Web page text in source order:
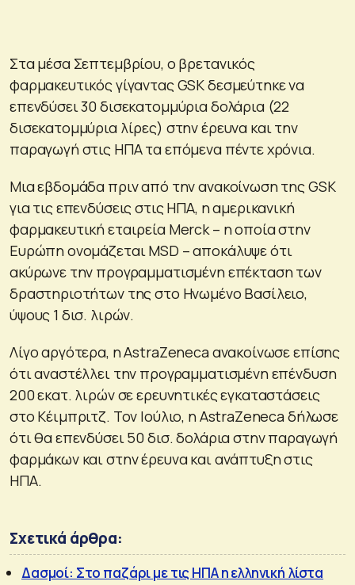
Στα μέσα Σεπτεμβρίου, ο βρετανικός
φαρμακευτικός γίγαντας GSK δεσμεύτηκε να
επενδύσει 30 δισεκατομμύρια δολάρια (22
δισεκατομμύρια λίρες) στην έρευνα και την
παραγωγή στις ΗΠΑ τα επόμενα πέντε χρόνια.
Μια εβδομάδα πριν από την ανακοίνωση της GSK
για τις επενδύσεις στις ΗΠΑ, η αμερικανική
φαρμακευτική εταιρεία Merck – η οποία στην
Ευρώπη ονομάζεται MSD – αποκάλυψε ότι
ακύρωνε την προγραμματισμένη επέκταση των
δραστηριοτήτων της στο Ηνωμένο Βασίλειο,
ύψους 1 δισ. λιρών.
Λίγο αργότερα, η AstraZeneca ανακοίνωσε επίσης
ότι αναστέλλει την προγραμματισμένη επένδυση
200 εκατ. λιρών σε ερευνητικές εγκαταστάσεις
στο Κέιμπριτζ. Τον Ιούλιο, η AstraZeneca δήλωσε
ότι θα επενδύσει 50 δισ. δολάρια στην παραγωγή
φαρμάκων και στην έρευνα και ανάπτυξη στις
ΗΠΑ.
Σχετικά άρθρα:
Δασμοί: Στο παζάρι με τις ΗΠΑ η ελληνική λίστα